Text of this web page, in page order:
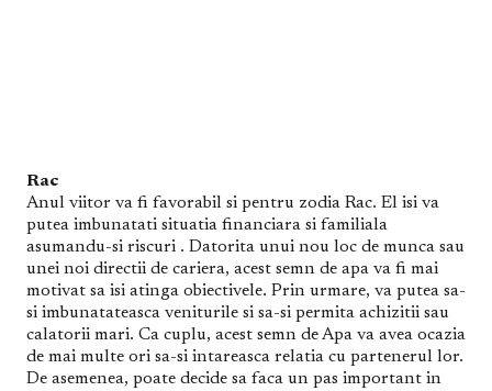
Rac
Anul viitor va fi favorabil si pentru zodia Rac. El isi va
putea imbunatati situatia financiara si familiala
asumandu-si riscuri . Datorita unui nou loc de munca sau
unei noi directii de cariera, acest semn de apa va fi mai
motivat sa isi atinga obiectivele. Prin urmare, va putea sa-
si imbunatateasca veniturile si sa-si permita achizitii sau
calatorii mari. Ca cuplu, acest semn de Apa va avea ocazia
de mai multe ori sa-si intareasca relatia cu partenerul lor.
De asemenea, poate decide sa faca un pas important in